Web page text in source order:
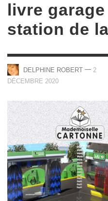
livre
station de
DELPHINE ROBERT — 2
DÉCEMBRE 2020